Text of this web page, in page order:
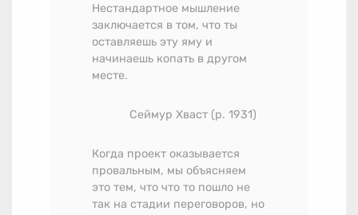
Нестандартное мышление
заключается в том, что ты
оставляешь эту яму и
начинаешь копать в другом
месте.
Сеймур Хваст (р. 1931)
Когда проект оказывается
провальным, мы объясняем
это тем, что что то пошло не
так на стадии переговоров, но